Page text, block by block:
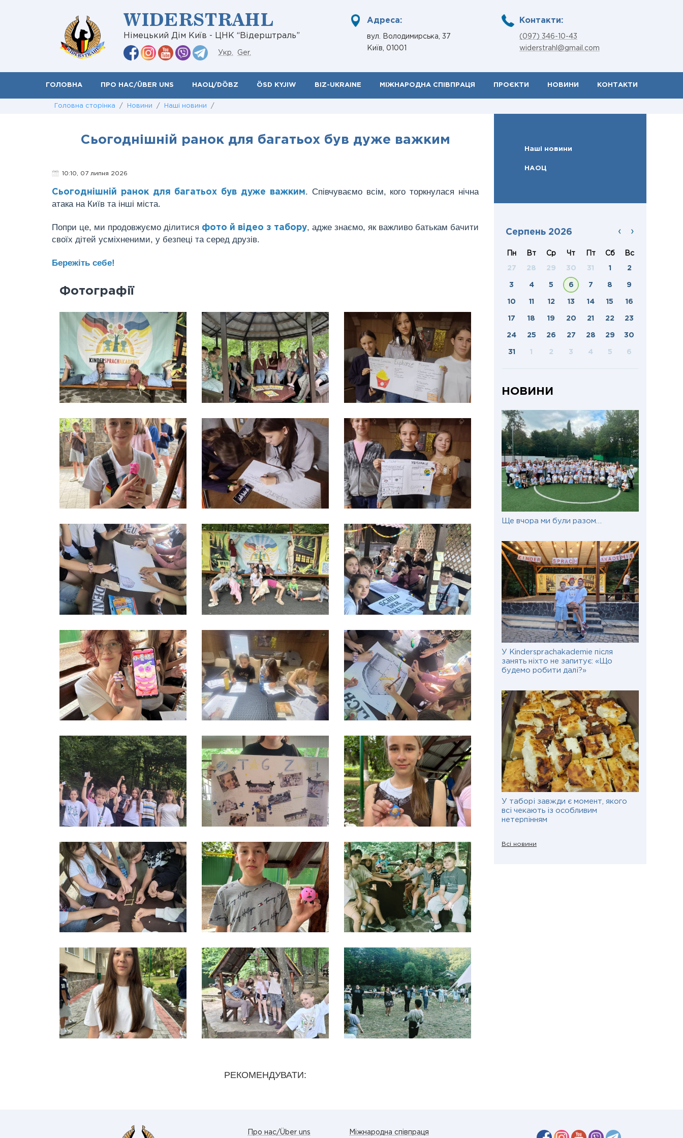
WIDERSTRAHL
Німецький Дім Київ - ЦНК “Відерштраль”
Укр. Ger.
Адреса:
вул. Володимирська, 37
Київ, 01001
Контакти:
(097) 346-10-43
widerstrahl@gmail.com
ГОЛОВНА ПРО НАС/ÜBER UNS НАОЦ/DÖBZ ÖSD KYJIW BIZ-UKRAINE МІЖНАРОДНА СПІВПРАЦЯ ПРОЄКТИ НОВИНИ КОНТАКТИ
Головна сторінка / Новини / Наші новини /
Наші новини
НАОЦ
›
‹
Серпень 2026
Пн Вт Ср Чт Пт Сб Вс
27 28 29 30 31 1 2
3 4 5 6 7 8 9
10 11 12 13 14 15 16
17 18 19 20 21 22 23
24 25 26 27 28 29 30
31 1 2 3 4 5 6
НОВИНИ
Ще вчора ми були разом…
У Kindersprachakademie після
занять ніхто не запитує: «Що
будемо робити далі?»
У таборі завжди є момент, якого
всі чекають із особливим
нетерпінням
Всі новини
Сьогоднішній ранок для багатьох був дуже важким
10:10, 07 липня 2026
Сьогоднішній ранок для багатьох був дуже важким. Співчуваємо всім, кого торкнулася нічна
атака на Київ та інші міста.
Попри це, ми продовжуємо ділитися фото й відео з табору, адже знаємо, як важливо батькам бачити
своїх дітей усміхненими, у безпеці та серед друзів.
Бережіть себе!
Фотографії
РЕКОМЕНДУВАТИ:
Про нас/Über uns Міжнародна співпраця